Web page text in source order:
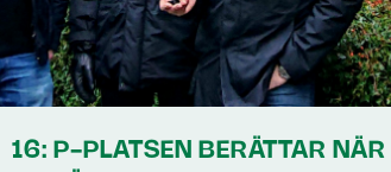
16: P-PLATSEN BERÄTTAR NÄR